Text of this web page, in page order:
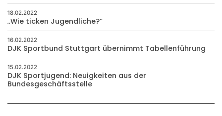
18.02.2022
„Wie ticken Jugendliche?“
16.02.2022
DJK Sportbund Stuttgart übernimmt Tabellenführung
15.02.2022
DJK Sportjugend: Neuigkeiten aus der
Bundesgeschäftsstelle